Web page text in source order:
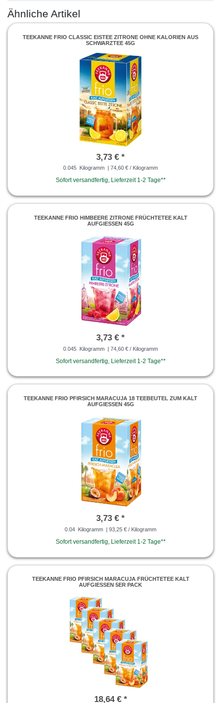
Ähnliche Artikel
TEEKANNE FRIO CLASSIC EISTEE ZITRONE OHNE KALORIEN AUS
SCHWARZTEE 45G
3,73 € *
0.045 Kilogramm | 74,60 € / Kilogramm
Sofort versandfertig, Lieferzeit 1-2 Tage**
TEEKANNE FRIO HIMBEERE ZITRONE FRÜCHTETEE KALT
AUFGIESSEN 45G
3,73 € *
0.045 Kilogramm | 74,60 € / Kilogramm
Sofort versandfertig, Lieferzeit 1-2 Tage**
TEEKANNE FRIO PFIRSICH MARACUJA 18 TEEBEUTEL ZUM KALT
AUFGIESSEN 45G
3,73 € *
0.04 Kilogramm | 93,25 € / Kilogramm
Sofort versandfertig, Lieferzeit 1-2 Tage**
TEEKANNE FRIO PFIRSICH MARACUJA FRÜCHTETEE KALT
AUFGIESSEN 5ER PACK
18,64 € *